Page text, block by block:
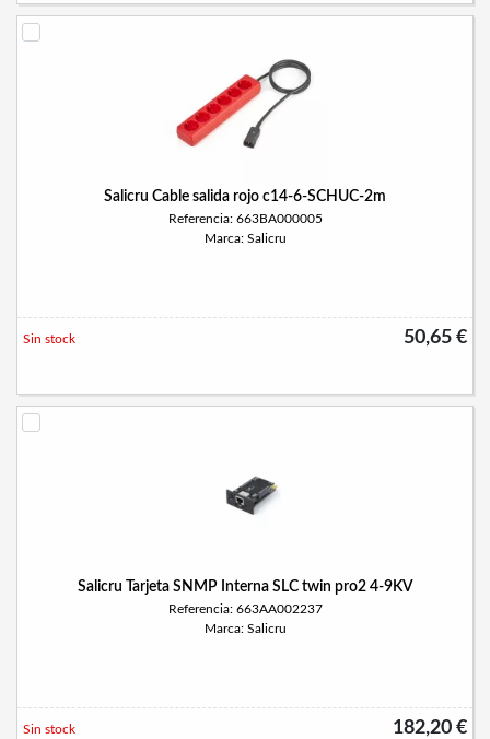
Salicru Cable salida rojo c14-6-SCHUC-2m
Referencia: 663BA000005
Marca: Salicru
50,65 €
Sin stock
Salicru Tarjeta SNMP Interna SLC twin pro2 4-9KV
Referencia: 663AA002237
Marca: Salicru
182,20 €
Sin stock